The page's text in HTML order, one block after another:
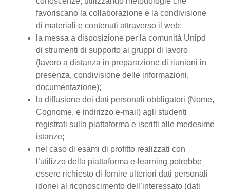
favoriscano la collaborazione e la condivisione
di materiali e contenuti attraverso il web;
la messa a disposizione per la comunità Unipd
di strumenti di supporto ai gruppi di lavoro
(lavoro a distanza in preparazione di riunioni in
presenza, condivisione delle informazioni,
documentazione);
la diffusione dei dati personali obbligatori (Nome,
Cognome, e indirizzo e-mail) agli studenti
registrati sulla piattaforma e iscritti alle medesime
istanze;
nel caso di esami di profitto realizzati con
l’utilizzo della piattaforma e-learning potrebbe
essere richiesto di fornire ulteriori dati personali
idonei al riconoscimento dell’interessato (dati